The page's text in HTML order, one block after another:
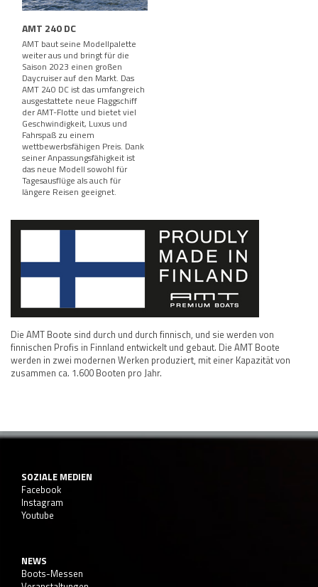
AMT 240 DC
AMT baut seine Modellpalette
weiter aus und bringt für die
Saison 2023 einen großen
Daycruiser auf den Markt. Das
AMT 240 DC ist das umfangreich
ausgestattete neue Flaggschiff
der AMT-Flotte und bietet viel
Geschwindigkeit, Luxus und
Fahrspaß zu einem
wettbewerbsfähigen Preis. Dank
seiner Anpassungsfähigkeit ist
das neue Modell sowohl für
Tagesausflüge als auch für
längere Reisen geeignet.
Die AMT Boote sind durch und durch finnisch, und sie werden von
finnischen Profis in Finnland entwickelt und gebaut. Die AMT Boote
werden in zwei modernen Werken produziert, mit einer Kapazität von
zusammen ca. 1.600 Booten pro Jahr.
SOZIALE MEDIEN
Facebook
Instagram
Youtube
NEWS
Boots-Messen